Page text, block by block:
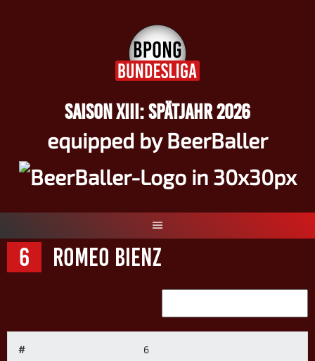
SAISON XIII: SPÄTJAHR 2026
equipped by BeerBaller
6 Romeo Bienz
# 6